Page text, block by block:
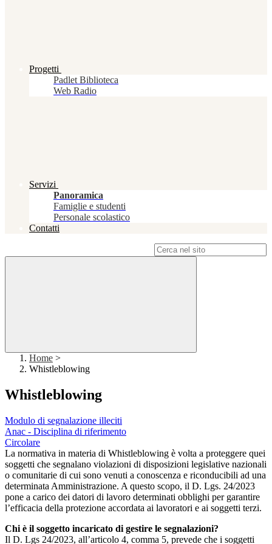
Progetti
Padlet Biblioteca
Web Radio
Servizi
Panoramica
Famiglie e studenti
Personale scolastico
Contatti
Home >
Whistleblowing
Whistleblowing
Modulo di segnalazione illeciti
Anac - Disciplina di riferimento
Circolare
La normativa in materia di Whistleblowing è volta a proteggere quei
soggetti che segnalano violazioni di disposizioni legislative nazionali
o comunitarie di cui sono venuti a conoscenza e riconducibili ad una
determinata Amministrazione. A questo scopo, il D. Lgs. 24/2023
pone a carico dei datori di lavoro determinati obblighi per garantire
l’efficacia della protezione accordata ai lavoratori e ai soggetti terzi.
Chi è il soggetto incaricato di gestire le segnalazioni?
Il D. Lgs 24/2023, all’articolo 4, comma 5, prevede che i soggetti